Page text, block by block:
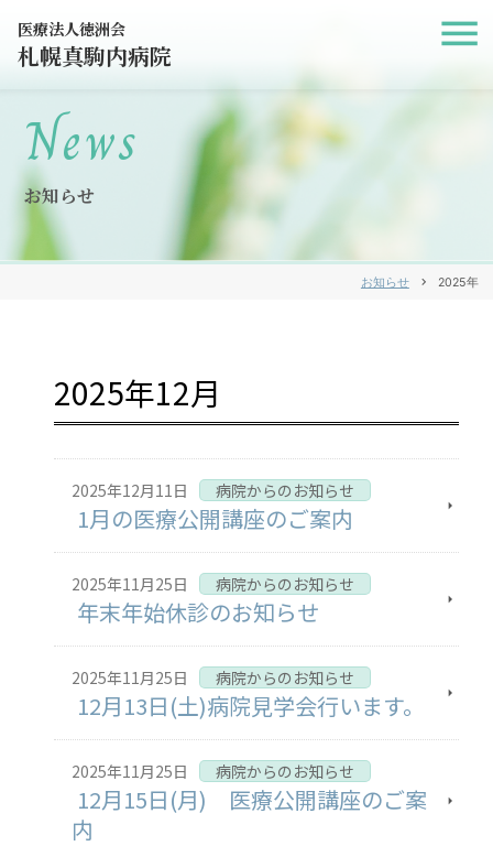
医療法人徳洲会
札幌真駒内病院
お知らせ
News
お知らせ chevron_right 2025年
2025年12月
1月の医療公開講座のご案内
2025年12月11日 病院からのお知らせ
年末年始休診のお知らせ
2025年11月25日 病院からのお知らせ
12月13日(土)病院見学会行います。
2025年11月25日 病院からのお知らせ
12月15日(月) 医療公開講座のご案
内
2025年11月25日 病院からのお知らせ